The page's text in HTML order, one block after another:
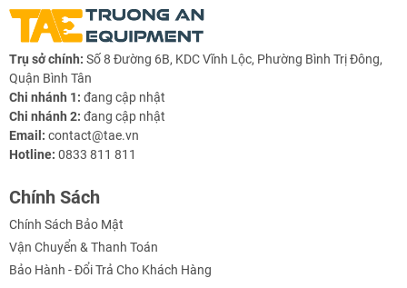
Thông số kỹ thuật Module Relay 5V 8 Kênh 2 Hàng Cách Ly
Opto
- Điện áp sử dụng: 5VDC
Trụ sở chính: Số 8 Đường 6B, KDC Vĩnh Lộc, Phường Bình Trị Đông,
Quận Bình Tân
Chi nhánh 1: đang cập nhật
Chi nhánh 2: đang cập nhật
Email: contact@tae.vn
Hotline: 0833 811 811
Chính Sách
Chính Sách Bảo Mật
Vận Chuyển & Thanh Toán
Bảo Hành - Đổi Trả Cho Khách Hàng